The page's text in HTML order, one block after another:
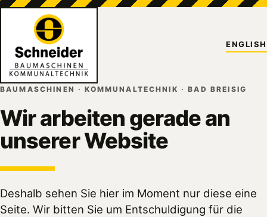
ENGLISH
BAUMASCHINEN · KOMMUNALTECHNIK · BAD BREISIG
Wir arbeiten gerade an
unserer Website
Deshalb sehen Sie hier im Moment nur diese eine
Seite. Wir bitten Sie um Entschuldigung für die